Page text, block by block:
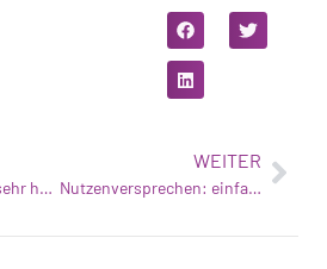
Sehstörungen, ein sehr häufiges Problem
WEITER
Nutzenversprechen: einfache Installation zu einem erschwinglichen Preis